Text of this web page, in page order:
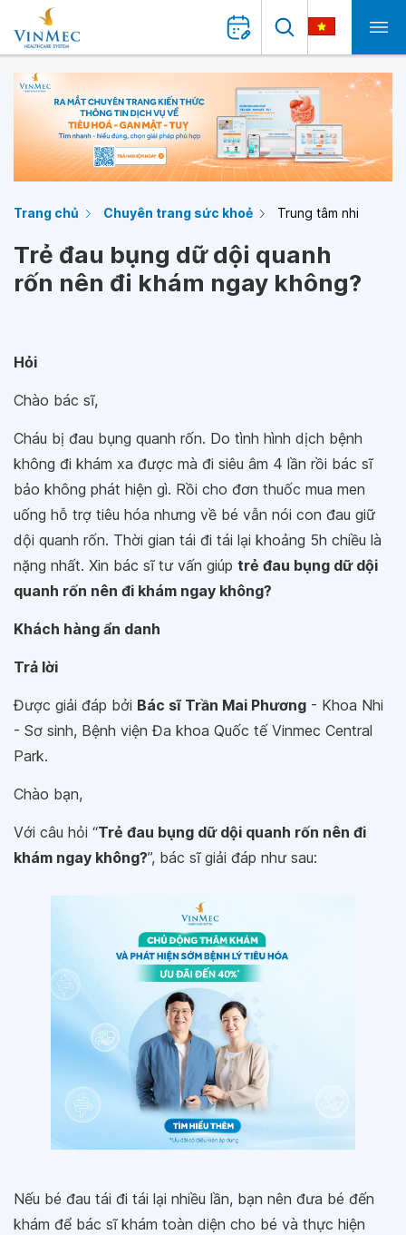
Trang chủ Chuyên trang sức khoẻ Trung tâm nhi
Trẻ đau bụng dữ dội quanh
rốn nên đi khám ngay không?
Hỏi
Chào bác sĩ,
Cháu bị đau bụng quanh rốn. Do tình hình dịch bệnh
không đi khám xa được mà đi siêu âm 4 lần rồi bác sĩ
bảo không phát hiện gì. Rồi cho đơn thuốc mua men
uống hỗ trợ tiêu hóa nhưng về bé vẫn nói con đau giữ
dội quanh rốn. Thời gian tái đi tái lại khoảng 5h chiều là
nặng nhất. Xin bác sĩ tư vấn giúp trẻ đau bụng dữ dội
quanh rốn nên đi khám ngay không?
Khách hàng ẩn danh
Trả lời
Được giải đáp bởi Bác sĩ Trần Mai Phương - Khoa Nhi
- Sơ sinh, Bệnh viện Đa khoa Quốc tế Vinmec Central
Park.
Chào bạn,
Với câu hỏi “Trẻ đau bụng dữ dội quanh rốn nên đi
khám ngay không?”, bác sĩ giải đáp như sau:
Nếu bé đau tái đi tái lại nhiều lần, bạn nên đưa bé đến
khám để bác sĩ khám toàn diện cho bé và thực hiện